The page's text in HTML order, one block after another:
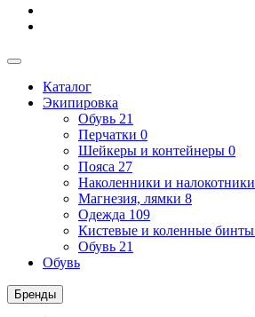
Каталог
Экипировка
Обувь 21
Перчатки 0
Шейкеры и контейнеры 0
Пояса 27
Наколенники и налокотники
Магнезия, лямки 8
Одежда 109
Кистевые и коленные бинты
Обувь 21
Обувь
Бренды